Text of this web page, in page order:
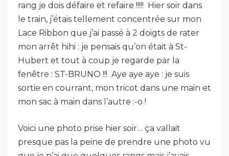
rang je dois défaire et refaire !!!!! Hier soir dans
le train, j’étais tellement concentrée sur mon
Lace Ribbon que j’ai passé à 2 doigts de rater
mon arrêt hihi : je pensais qu’on était à St-
Hubert et tout à coup je regarde par la
fenêtre : ST-BRUNO !!! Aye aye aye : je suis
sortie en courrant, mon tricot dans une main et
mon sac à main dans l’autre :-o !
Voici une photo prise hier soir… ça vallait
presque pas la peine de prendre une photo vu